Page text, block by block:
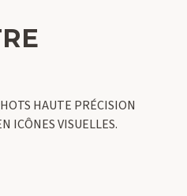
HAUTE PRÉCISION
ICÔNES VISUELLES.